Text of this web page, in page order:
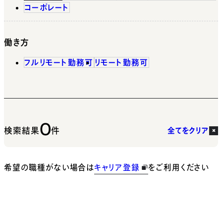
コーポレート
働き方
フルリモート勤務可 リモート勤務可
検索結果0件 全てをクリア
希望の職種がない場合はキャリア登録 をご利用ください